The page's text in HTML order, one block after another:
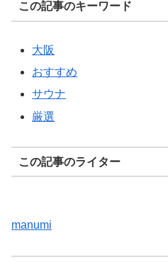
この記事のキーワード
大阪
おすすめ
サウナ
厳選
この記事のライター
manumi